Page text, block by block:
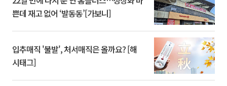
쁜데 재고 없어 ‘발동동’[가보니]
입추매직 '불발', 처서매직은 올까요? [해
시태그]